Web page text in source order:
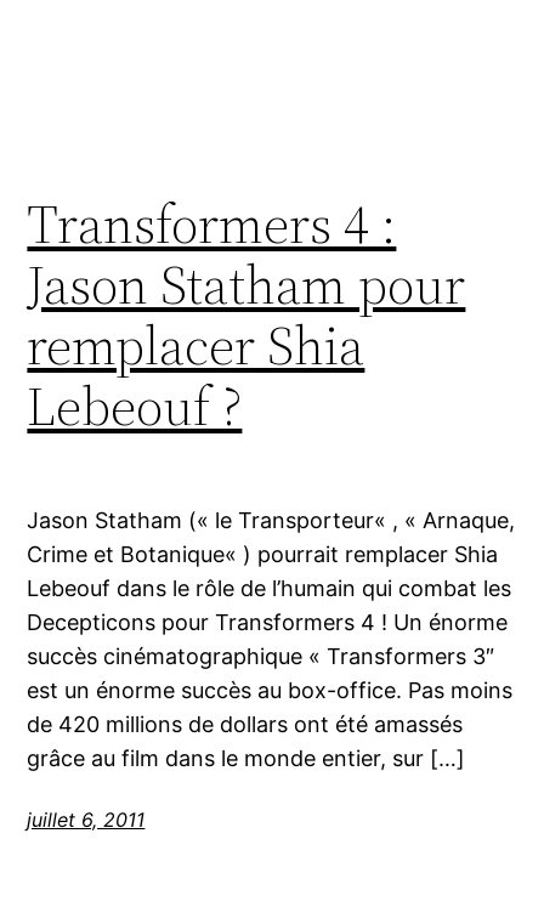
Transformers 4 :
Jason Statham pour
remplacer Shia
Lebeouf ?
Jason Statham (« le Transporteur« , « Arnaque,
Crime et Botanique« ) pourrait remplacer Shia
Lebeouf dans le rôle de l’humain qui combat les
Decepticons pour Transformers 4 ! Un énorme
succès cinématographique « Transformers 3″
est un énorme succès au box-office. Pas moins
de 420 millions de dollars ont été amassés
grâce au film dans le monde entier, sur […]
juillet 6, 2011